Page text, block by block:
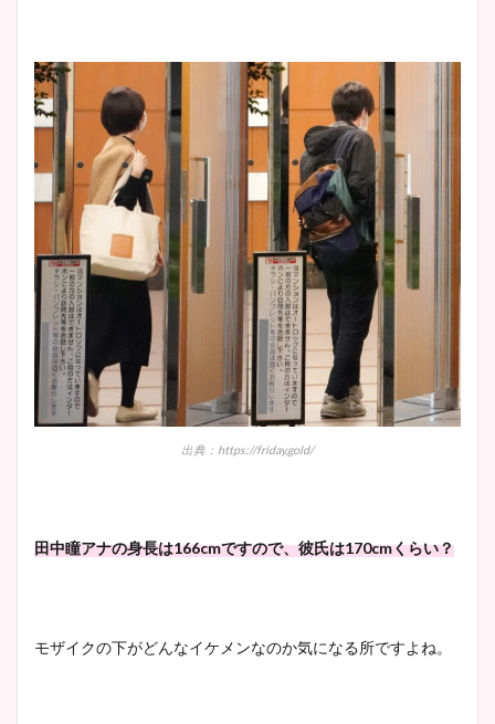
出典：https://friday.gold/
田中瞳アナの身長は166cmですので、彼氏は170cmくらい？
モザイクの下がどんなイケメンなのか気になる所ですよね。